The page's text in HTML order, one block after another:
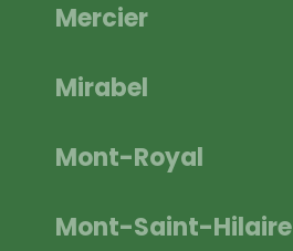
Mercier
Mirabel
Mont-Royal
Mont-Saint-Hilaire